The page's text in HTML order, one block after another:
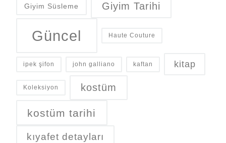
Giyim Süsleme Giyim Tarihi
Güncel Haute Couture
ipek şifon john galliano kaftan kitap
Koleksiyon kostüm
kostüm tarihi
kıyafet detayları